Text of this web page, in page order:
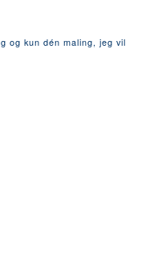
og kun dén maling, jeg vil